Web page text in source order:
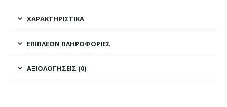
ΧΑΡΑΚΤΗΡΙΣΤΙΚΑ
ΕΠΙΠΛΈΟΝ ΠΛΗΡΟΦΟΡΊΕΣ
ΑΞΙΟΛΟΓΉΣΕΙΣ (0)